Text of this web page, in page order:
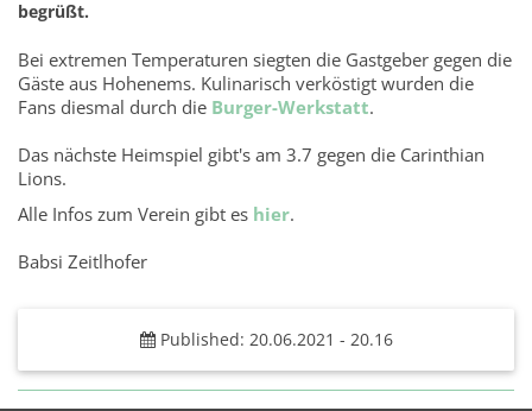
begrüßt.
Bei extremen Temperaturen siegten die Gastgeber gegen die
Gäste aus Hohenems. Kulinarisch verköstigt wurden die
Fans diesmal durch die Burger-Werkstatt.
Das nächste Heimspiel gibt's am 3.7 gegen die Carinthian
Lions.
Alle Infos zum Verein gibt es hier.
Babsi Zeitlhofer
Published: 20.06.2021 - 20.16